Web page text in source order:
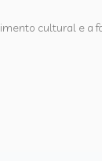
cultural e a